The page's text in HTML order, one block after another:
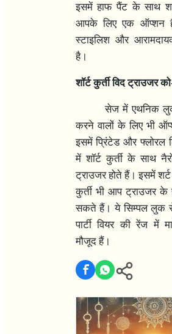
इसमें हाफ पैंट के साथ
आपके लिए एक ऑप्शन
स्टाइलिश और
है।
शॉर्ट कुर्ती विद ट्राउजर
सेज में एथनिक
करने वालों के लिए भी
इसमें प्रिंटेड और फ्लोरल
में शॉर्ट कुर्ती के साथ
ट्राउजर होते हैं। इसमें
कुर्ती भी आप ट्राउजर
सकते हैं। ये सिम्पल लुक
पार्टी वियर की रेंज में
मौजूद हैं।